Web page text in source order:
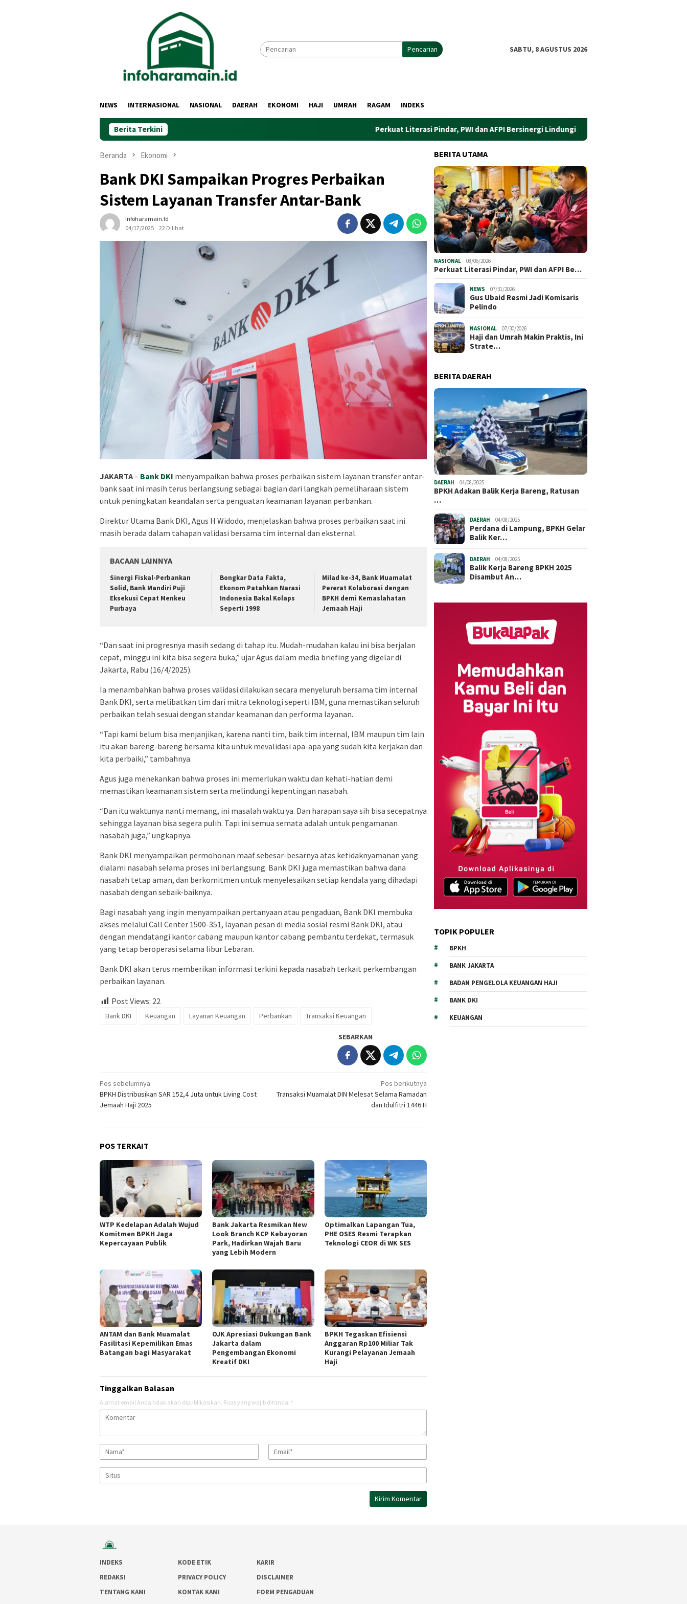
Pencarian SABTU, 8 AGUSTUS 2026
NEWS INTERNASIONAL NASIONAL DAERAH EKONOMI HAJI UMRAH RAGAM INDEKS
Berita Terkini Perkuat Literasi Pindar, PWI dan AFPI Bersinergi Lindungi Masyarakat dari Pinjol Ilegal
Beranda Ekonomi
Bank DKI Sampaikan Progres Perbaikan
Sistem Layanan Transfer Antar-Bank
Infoharamain.id
04/17/2025
22 Dilihat
JAKARTA– Bank DKI menyampaikan bahwa proses perbaikan sistem layanan transfer antar-
bank saat ini masih terus berlangsung sebagai bagian dari langkah pemeliharaan sistem
untuk peningkatan keandalan serta penguatan keamanan layanan perbankan.
Direktur Utama Bank DKI, Agus H Widodo, menjelaskan bahwa proses perbaikan saat ini
masih berada dalam tahapan validasi bersama tim internal dan eksternal.
BACAAN LAINNYA
Sinergi Fiskal-Perbankan
Solid, Bank Mandiri Puji
Eksekusi Cepat Menkeu
Purbaya
​Bongkar Data Fakta,
Ekonom Patahkan Narasi
Indonesia Bakal Kolaps
Seperti 1998
Milad ke-34, Bank Muamalat
Pererat Kolaborasi dengan
BPKH demi Kemaslahatan
Jemaah Haji
“Dan saat ini progresnya masih sedang di tahap itu. Mudah-mudahan kalau ini bisa berjalan
cepat, minggu ini kita bisa segera buka,” ujar Agus dalam media briefing yang digelar di
Jakarta, Rabu (16/4/2025).
Ia menambahkan bahwa proses validasi dilakukan secara menyeluruh bersama tim internal
Bank DKI, serta melibatkan tim dari mitra teknologi seperti IBM, guna memastikan seluruh
perbaikan telah sesuai dengan standar keamanan dan performa layanan.
“Tapi kami belum bisa menjanjikan, karena nanti tim, baik tim internal, IBM maupun tim lain
itu akan bareng-bareng bersama kita untuk mevalidasi apa-apa yang sudah kita kerjakan dan
kita perbaiki,” tambahnya.
Agus juga menekankan bahwa proses ini memerlukan waktu dan kehati-hatian demi
memastikan keamanan sistem serta melindungi kepentingan nasabah.
“Dan itu waktunya nanti memang, ini masalah waktu ya. Dan harapan saya sih bisa secepatnya
sehingga layanan bisa segera pulih. Tapi ini semua semata adalah untuk pengamanan
nasabah juga,” ungkapnya.
Bank DKI menyampaikan permohonan maaf sebesar-besarnya atas ketidaknyamanan yang
dialami nasabah selama proses ini berlangsung. Bank DKI juga memastikan bahwa dana
nasabah tetap aman, dan berkomitmen untuk menyelesaikan setiap kendala yang dihadapi
nasabah dengan sebaik-baiknya.
Bagi nasabah yang ingin menyampaikan pertanyaan atau pengaduan, Bank DKI membuka
akses melalui Call Center 1500-351, layanan pesan di media sosial resmi Bank DKI, atau
dengan mendatangi kantor cabang maupun kantor cabang pembantu terdekat, termasuk
yang tetap beroperasi selama libur Lebaran.
Bank DKI akan terus memberikan informasi terkini kepada nasabah terkait perkembangan
perbaikan layanan.
Post Views: 22
Bank DKI Keuangan Layanan Keuangan Perbankan Transaksi Keuangan
SEBARKAN
Navigasi
pos
Pos sebelumnya
BPKH Distribusikan SAR 152,4 Juta untuk Living Cost
Jemaah Haji 2025
Pos berikutnya
Transaksi Muamalat DIN Melesat Selama Ramadan
dan Idulfitri 1446 H
POS TERKAIT
WTP Kedelapan Adalah Wujud
Komitmen BPKH Jaga
Kepercayaan Publik
Bank Jakarta Resmikan New
Look Branch KCP Kebayoran
Park, Hadirkan Wajah Baru
yang Lebih Modern
Optimalkan Lapangan Tua,
PHE OSES Resmi Terapkan
Teknologi CEOR di WK SES
ANTAM dan Bank Muamalat
Fasilitasi Kepemilikan Emas
Batangan bagi Masyarakat
OJK Apresiasi Dukungan Bank
Jakarta dalam
Pengembangan Ekonomi
Kreatif DKI
BPKH Tegaskan Efisiensi
Anggaran Rp100 Miliar Tak
Kurangi Pelayanan Jemaah
Haji
Tinggalkan Balasan
Alamat email Anda tidak akan dipublikasikan. Ruas yang wajib ditandai *
BERITA UTAMA
NASIONAL 08/06/2026
Perkuat Literasi Pindar, PWI dan AFPI Be…
NEWS 07/31/2026
​Gus Ubaid Resmi Jadi Komisaris
Pelindo
NASIONAL 07/30/2026
Haji dan Umrah Makin Praktis, Ini
Strate…
BERITA DAERAH
DAERAH 04/08/2025
BPKH Adakan Balik Kerja Bareng, Ratusan
…
DAERAH 04/08/2025
Perdana di Lampung, BPKH Gelar
Balik Ker…
DAERAH 04/08/2025
Balik Kerja Bareng BPKH 2025
Disambut An…
TOPIK POPULER
BPKH
BANK JAKARTA
BADAN PENGELOLA KEUANGAN HAJI
BANK DKI
KEUANGAN
INDEKS KODE ETIK
KARIR
REDAKSI
PRIVACY POLICY
DISCLAIMER
TENTANG KAMI
KONTAK KAMI
FORM PENGADUAN